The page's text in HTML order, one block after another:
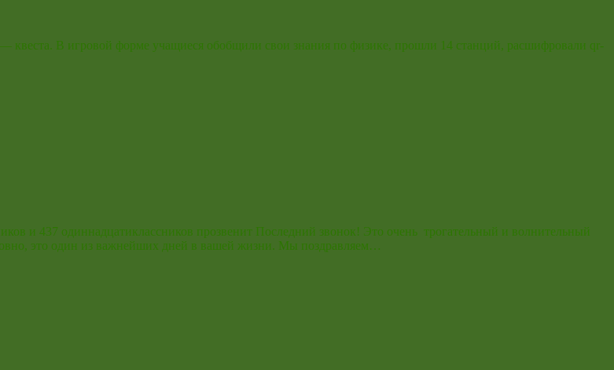
квеста. В игровой форме учащиеся обобщили свои знания по физике, прошли 14 станций, расшифровали qr-
и 437 одиннадцатиклассников прозвенит Последний звонок! Это очень трогательный и волнительный
это один из важнейших дней в вашей жизни. Мы поздравляем…